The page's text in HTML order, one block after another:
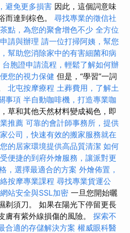
避免更多損害 因此，這個詞意味
而達到棕色。 尋找專業的徵信社
點，為您的聚會增色不少 全方位
請與辦理 請一位打掃阿姨，幫您
幫助您消除家中的有害細菌和病
台胞證申請流程，輕鬆了解如何辦
您的視力保健 但是，“學習”一詞
北屯按摩療程 土葬費用，了解土
事項 半自動咖啡機，打造專業咖
草和其他天然材料變成褐色，即
推薦 可靠的會計師事務所，提供
公司，快速有效的搬家服務就在
的居家環境提供高品質清潔 如何
便捷的到府外燴服務，讓派對更
，選擇最適合的方案 外燴佈置，
按摩專業課程 尋找專業貨運公
網站安全與SSL加密 一旦您開始曬
剃須刀。 如果在陽光下停留更長
膚有紫外線損傷的風險。 探索不
合適的存儲解決方案 權威眼科醫